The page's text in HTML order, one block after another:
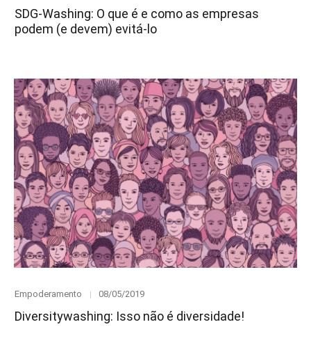
SDG-Washing: O que é e como as empresas
podem (e devem) evitá-lo
Category
Empoderamento
Posted
08/05/2019
Diversitywashing: Isso não é diversidade!